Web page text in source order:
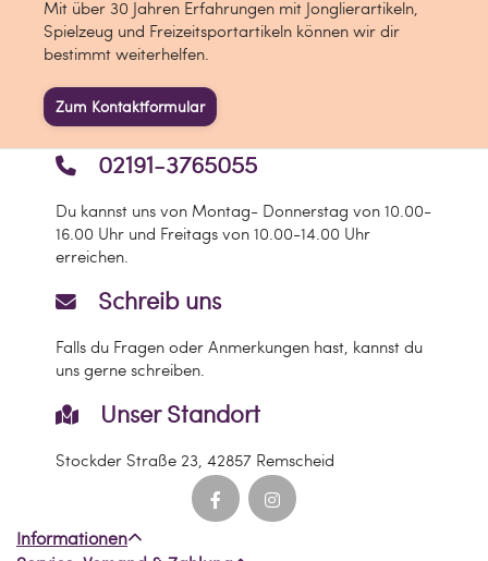
Mit über 30 Jahren Erfahrungen mit Jonglierartikeln,
Spielzeug und Freizeitsportartikeln können wir dir
bestimmt weiterhelfen.
Zum Kontaktformular
Schreib uns
Falls du Fragen oder Anmerkungen hast, kannst du
uns gerne schreiben.
02191-3765055
Du kannst uns von Montag- Donnerstag von 10.00-
16.00 Uhr und Freitags von 10.00-14.00 Uhr
erreichen.
Unser Standort
Stockder Straße 23, 42857 Remscheid
Informationen